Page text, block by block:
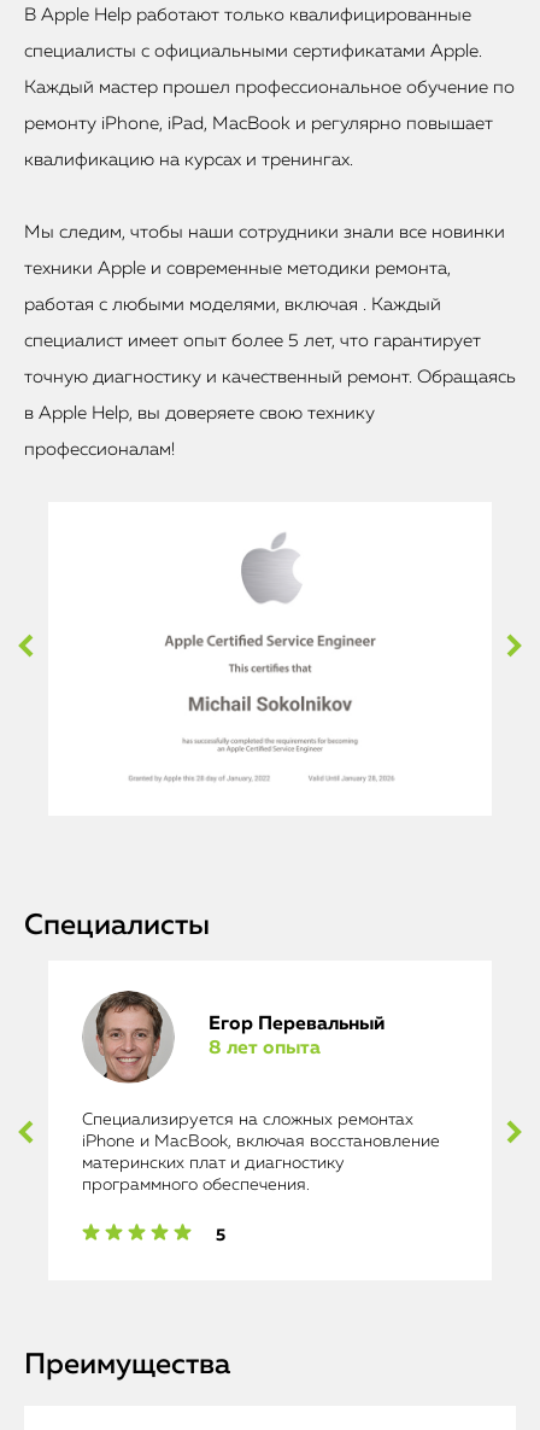
В Apple Help работают только квалифицированные
специалисты с официальными сертификатами Apple.
Каждый мастер прошел профессиональное обучение по
ремонту iPhone, iPad, MacBook и регулярно повышает
квалификацию на курсах и тренингах.
Мы следим, чтобы наши сотрудники знали все новинки
техники Apple и современные методики ремонта,
работая с любыми моделями, включая . Каждый
специалист имеет опыт более 5 лет, что гарантирует
точную диагностику и качественный ремонт. Обращаясь
в Apple Help, вы доверяете свою технику
профессионалам!
Специалисты
Егор Перевальный
8 лет опыта
Специализируется на сложных ремонтах
iPhone и MacBook, включая восстановление
материнских плат и диагностику
программного обеспечения.
5
Преимущества